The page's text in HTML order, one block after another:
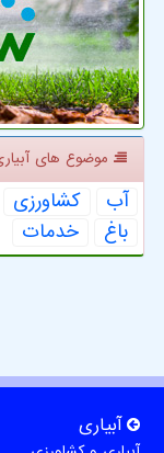
موضوع های
آب كشاورزی
باغ
خدمات
آبیاری